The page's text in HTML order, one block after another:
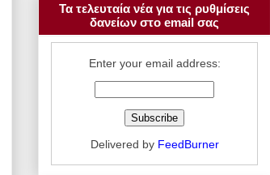
Τα τελευταία νέα για τις ρυθμίσεις
δανείων στο email σας
Enter your email address:
Delivered by FeedBurner